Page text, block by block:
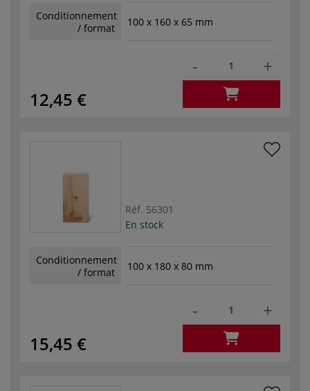
Conditionnement
/ format
100 x 160 x 65 mm
12,45 €
- +
Réf. 56301
En stock
Conditionnement
/ format
100 x 180 x 80 mm
15,45 €
- +